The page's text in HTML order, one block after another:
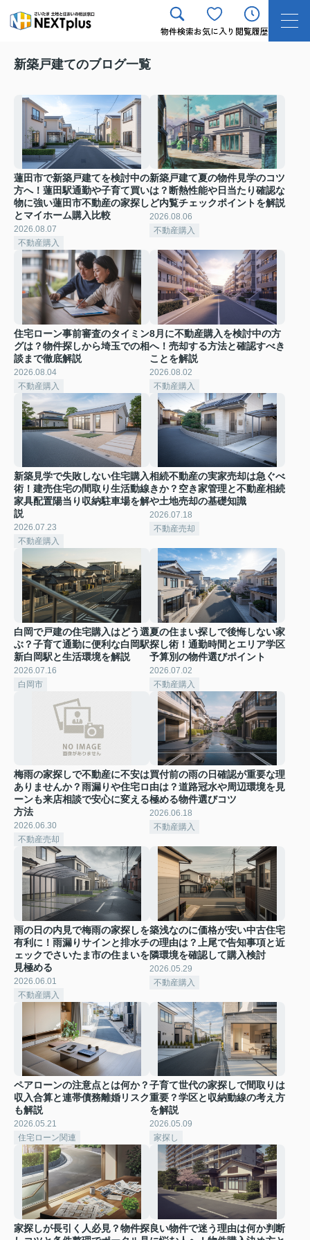
物件検索お気に入り 閲覧履歴
新築戸建てのブログ一覧
蓮田市で新築戸建てを検討中の
方へ！蓮田駅通勤や子育て買い
物に強い蓮田市不動産の家探し
とマイホーム購入比較
2026.08.07
不動産購入
新築戸建て夏の物件見学のコツ
は？断熱性能や日当たり確認な
ど内覧チェックポイントを解説
2026.08.06
不動産購入
住宅ローン事前審査のタイミン
グは？物件探しから埼玉での相
談まで徹底解説
2026.08.04
不動産購入
8月に不動産購入を検討中の方
へ！売却する方法と確認すべき
ことを解説
2026.08.02
不動産購入
新築見学で失敗しない住宅購入
術！建売住宅の間取り生活動線
家具配置陽当り収納駐車場を解
説
2026.07.23
不動産購入
相続不動産の実家売却は急ぐべ
きか？空き家管理と不動産相続
や土地売却の基礎知識
2026.07.18
不動産売却
白岡で戸建の住宅購入はどう選
ぶ？子育て通勤に便利な白岡駅
新白岡駅と生活環境を解説
2026.07.16
白岡市
夏の住まい探しで後悔しない家
探し術！通勤時間とエリア学区
予算別の物件選びポイント
2026.07.02
不動産購入
梅雨の家探しで不動産に不安は
ありませんか？雨漏りや住宅ロ
ーンも来店相談で安心に変える
方法
2026.06.30
不動産売却
買付前の雨の日確認が重要な理
由は？道路冠水や周辺環境を見
極める物件選びコツ
2026.06.18
不動産購入
雨の日の内見で梅雨の家探しを
有利に！雨漏りサインと排水チ
ェックでさいたま市の住まいを
見極める
2026.06.01
不動産購入
築浅なのに価格が安い中古住宅
の理由は？上尾で告知事項と近
隣環境を確認して購入検討
2026.05.29
不動産購入
ペアローンの注意点とは何か？
収入合算と連帯債務離婚リスク
も解説
2026.05.21
住宅ローン関連
子育て世代の家探しで間取りは
重要？学区と収納動線の考え方
を解説
2026.05.09
家探し
家探しが長引く人必見？物件探良い物件で迷う理由は何か判断